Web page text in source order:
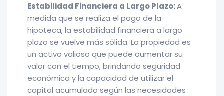
Estabilidad Financiera a Largo Plazo:A
medida que se realiza el pago de la
hipoteca, la estabilidad financiera a largo
plazo se vuelve más sólida. La propiedad es
un activo valioso que puede aumentar su
valor con el tiempo, brindando seguridad
económica y la capacidad de utilizar el
capital acumulado según las necesidades